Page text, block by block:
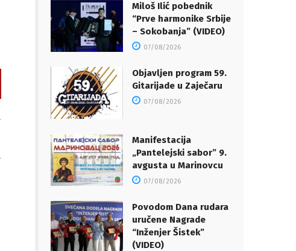
Miloš Ilić pobednik
“Prve harmonike Srbije
– Sokobanja” (VIDEO)
07/08/2026
Objavljen program 59.
Gitarijade u Zaječaru
07/08/2026
Manifestacija
„Pantelejski sabor” 9.
avgusta u Marinovcu
07/08/2026
Povodom Dana rudara
uručene Nagrade
“Inženjer Šistek”
(VIDEO)